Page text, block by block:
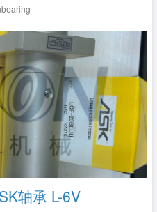
轴承 L-6V